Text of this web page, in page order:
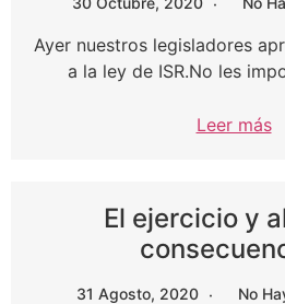
Ayer nuestros legisladores
a la ley de ISR.No les
Leer más
El ejercicio y
31 Agosto, 2020 No